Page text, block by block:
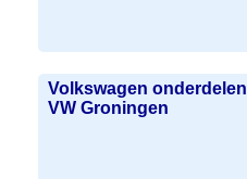
Volkswagen onderdelen
VW Groningen